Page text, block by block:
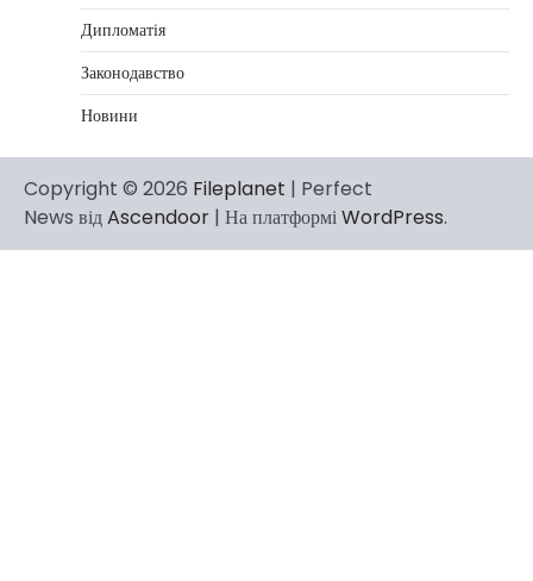
Дипломатія
Законодавство
Новини
Copyright © 2026 Fileplanet | Perfect
News відAscendoor | На платформіWordPress.